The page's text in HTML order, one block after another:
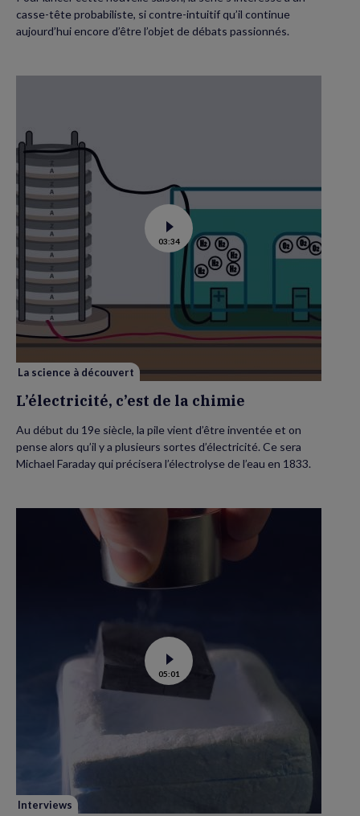
casse-tête probabiliste, si contre-intuitif qu’il continue
aujourd’hui encore d’être l’objet de débats passionnés.
Voir
la
vidéo
L’électricité,
c’est
la
chimie
03:34
La science à découvert
L’électricité, c’est de la chimie
Au début du 19e siècle, la pile vient d’être inventée et on
pense alors qu’il y a plusieurs sortes d’électricité. Ce sera
Michael Faraday qui précisera l’électrolyse de l’eau en 1833.
Voir
la
vidéo
de
remonte !
05:01
Interviews